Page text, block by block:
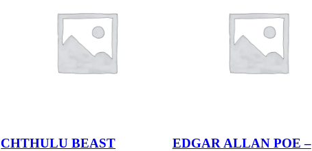
CHTHULU BEAST
EDGAR ALLAN POE –